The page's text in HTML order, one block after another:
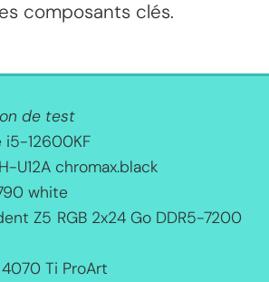
composants clés.
de test
12600KF
U12A chromax.black
white
Z5 RGB 2x24 Go DDR5-7200
Ti ProArt